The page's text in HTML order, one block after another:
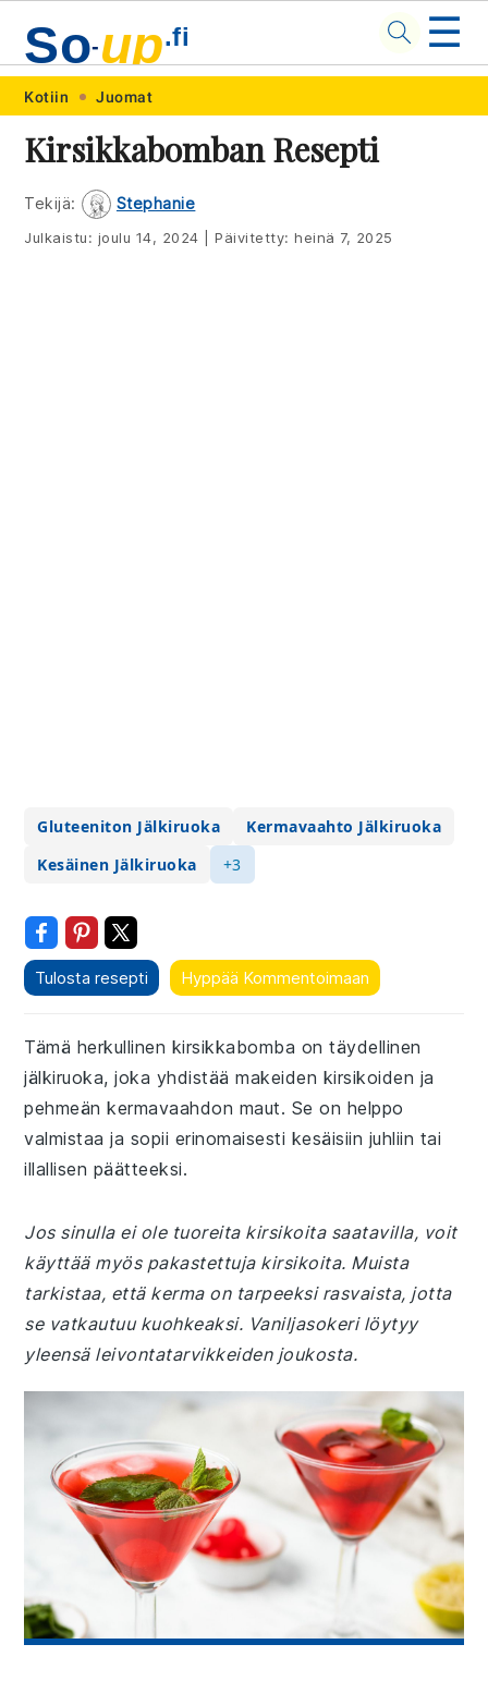
Skip
primary
navigation
Skip
main
content
Skip
primary
sidebar
Skip
footer
So-up.fi ☰
Kotiin Juomat
Kirsikkabomban Resepti
Tekijä: Stephanie
Julkaistu: joulu 14, 2024 Päivitetty:heinä 7, 2025
Gluteeniton Jälkiruoka
Kermavaahto Jälkiruoka
Kesäinen Jälkiruoka
+3
Tulosta resepti Hyppää Kommentoimaan
Tämä herkullinen kirsikkabomba on täydellinen
jälkiruoka, joka yhdistää makeiden kirsikoiden ja
pehmeän kermavaahdon maut. Se on helppo
valmistaa ja sopii erinomaisesti kesäisiin juhliin tai
illallisen päätteeksi.
Jos sinulla ei ole tuoreita kirsikoita saatavilla, voit
käyttää myös pakastettuja kirsikoita. Muista
tarkistaa, että kerma on tarpeeksi rasvaista, jotta
se vatkautuu kuohkeaksi. Vaniljasokeri löytyy
yleensä leivontatarvikkeiden joukosta.